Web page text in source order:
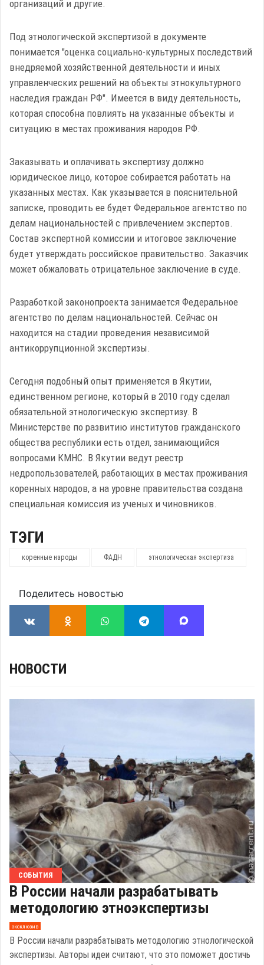
организаций и другие.
Под этнологической экспертизой в документе
понимается "оценка социально-культурных последствий
внедряемой хозяйственной деятельности и иных
управленческих решений на объекты этнокультурного
наследия граждан РФ". Имеется в виду деятельность,
которая способна повлиять на указанные объекты и
ситуацию в местах проживания народов РФ.
Заказывать и оплачивать экспертизу должно
юридическое лицо, которое собирается работать на
указанных местах. Как указывается в пояснительной
записке, проводить ее будет Федеральное агентство по
делам национальностей с привлечением экспертов.
Состав экспертной комиссии и итоговое заключение
будет утверждать российское правительство. Заказчик
может обжаловать отрицательное заключение в суде.
Разработкой законопроекта занимается Федеральное
агентство по делам национальностей. Сейчас он
находится на стадии проведения независимой
антикоррупционной экспертизы.
Сегодня подобный опыт применяется в Якутии,
единственном регионе, который в 2010 году сделал
обязательной этнологическую экспертизу. В
Министерстве по развитию институтов гражданского
общества республики есть отдел, занимающийся
вопросами КМНС. В Якутии ведут реестр
недропользователей, работающих в местах проживания
коренных народов, а на уровне правительства создана
специальная комиссия из ученых и чиновников.
ТЭГИ
коренные народы ФАДН этнологическая экспертиза
Поделитесь новостью
НОВОСТИ
СОБЫТИЯ
В России начали разрабатывать
методологию этноэкспертизы
эксклюзив
В России начали разрабатывать методологию этнологической
экспертизы. Авторы идеи считают, что это поможет достичь